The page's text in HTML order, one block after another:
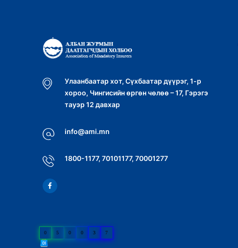
Улаанбаатар хот, Сүхбаатар дүүрэг, 1-р
хороо, Чингисийн өргөн чөлөө – 17, Гэрэгэ
тауэр 12 давхар
info@ami.mn
1800-1177, 70101177, 70001277
0 5 0 0 3 7